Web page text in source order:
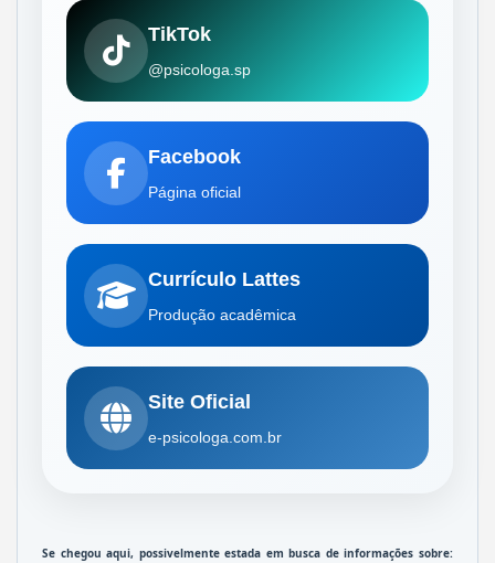
TikTok
@psicologa.sp
Facebook
Página oficial
Currículo Lattes
Produção acadêmica
Site Oficial
e-psicologa.com.br
Se chegou aqui, possivelmente estada em busca de informações sobre: